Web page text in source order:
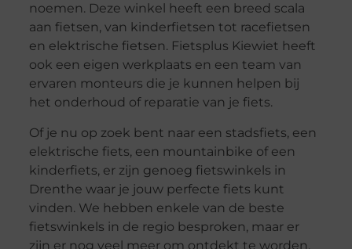
noemen. Deze winkel heeft een breed scala
aan fietsen, van kinderfietsen tot racefietsen
en elektrische fietsen. Fietsplus Kiewiet heeft
ook een eigen werkplaats en een team van
ervaren monteurs die je kunnen helpen bij
het onderhoud of reparatie van je fiets.
Of je nu op zoek bent naar een stadsfiets, een
elektrische fiets, een mountainbike of een
kinderfiets, er zijn genoeg fietswinkels in
Drenthe waar je jouw perfecte fiets kunt
vinden. We hebben enkele van de beste
fietswinkels in de regio besproken, maar er
zijn er nog veel meer om ontdekt te worden.